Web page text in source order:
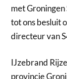
met
tot ons besluit
directeur van
IJzebrand
provincie